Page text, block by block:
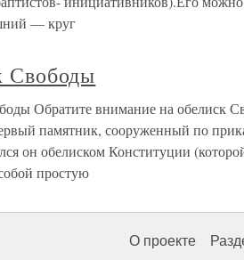
— круг
Свободы
Обратите внимание на обелиск
памятник, сооруженный по
он обелиском Конституции
простую
О проекте